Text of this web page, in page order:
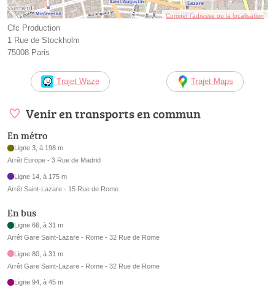
Corriger l’adresse ou la localisation
Cfc Production
1 Rue de Stockholm
75008 Paris
Trajet Waze Trajet Maps
Venir en transports en commun
En métro
Ligne 3, à 198 m
Arrêt Europe - 3 Rue de Madrid
Ligne 14, à 175 m
Arrêt Saint-Lazare - 15 Rue de Rome
En bus
Ligne 66, à 31 m
Arrêt Gare Saint-Lazare - Rome - 32 Rue de Rome
Ligne 80, à 31 m
Arrêt Gare Saint-Lazare - Rome - 32 Rue de Rome
Ligne 94, à 45 m